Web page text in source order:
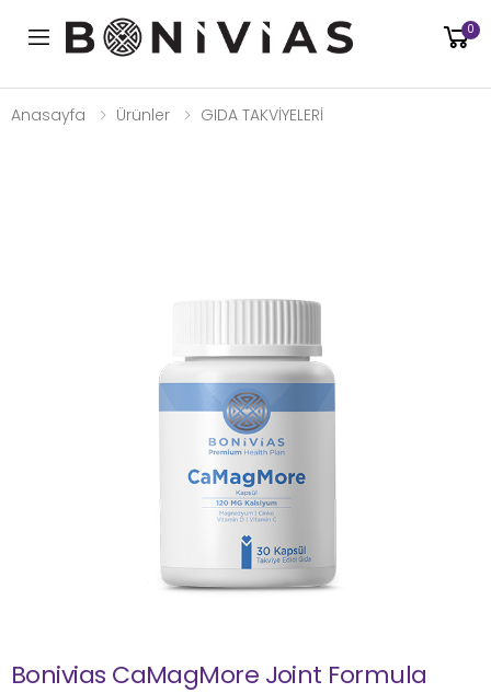
Toggle mobile menu
0
Anasayfa Ürünler GIDA TAKVİYELERİ
Bonivias CaMagMore Joint Formula